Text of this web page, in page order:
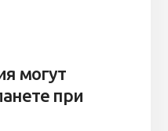
могут
при